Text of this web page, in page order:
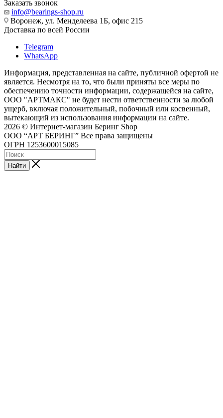
Заказать звонок
info@bearings-shop.ru
Воронеж, ул. Менделеева 1Б, офис 215
Доставка по всей России
Telegram
WhatsApp
Информация, представленная на сайте, публичной офертой не
является. Несмотря на то, что были приняты все меры по
обеспечению точности информации, содержащейся на сайте,
ООО "АРТМАКС" не будет нести ответственности за любой
ущерб, включая положительный, побочный или косвенный,
вытекающий из использования информации на сайте.
2026 © Интернет-магазин Беринг Shop
ООО “АРТ БЕРИНГ” Все права защищены
ОГРН 1253600015085
Найти